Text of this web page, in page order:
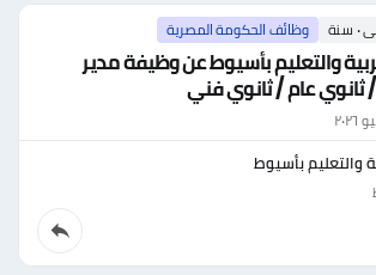
وظائف الحكومة المصرية
والتعليم بأسيوط عن وظيفة مدير
عام / ثانوي فني
والتعليم بأسيوط